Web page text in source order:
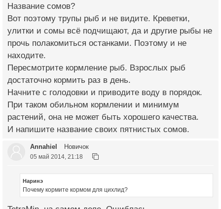
Название сомов?
Вот поэтому трупы рыб и не видите. Креветки,
улитки и сомы всё подчищают, да и другие рыбы не
прочь полакомиться останками. Поэтому и не
находите.
Пересмотрите кормление рыб. Взрослых рыб
достаточно кормить раз в день.
Начните с голодовки и приводите воду в порядок.
При таком обильном кормлении и минимум
растений, она не может быть хорошего качества.
И напишите название своих пятнистых сомов.
Annahiel Новичок
05 май 2014, 21:18
Наринэ
Почему кормите кормом для цихлид?